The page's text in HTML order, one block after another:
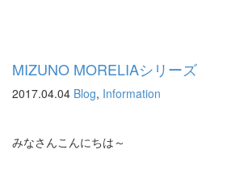
MIZUNO MORELIAシリーズ
2017.04.04 Blog, Information
みなさんこんにちは～